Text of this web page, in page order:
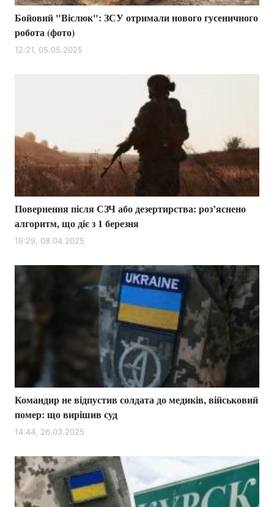
Бойовий "Віслюк": ЗСУ отримали нового гусеничного
робота (фото)
12:21, 05.05.2025
Повернення після СЗЧ або дезертирства: роз’яснено
алгоритм, що діє з 1 березня
19:29, 08.04.2025
Командир не відпустив солдата до медиків, військовий
помер: що вирішив суд
14:44, 26.03.2025